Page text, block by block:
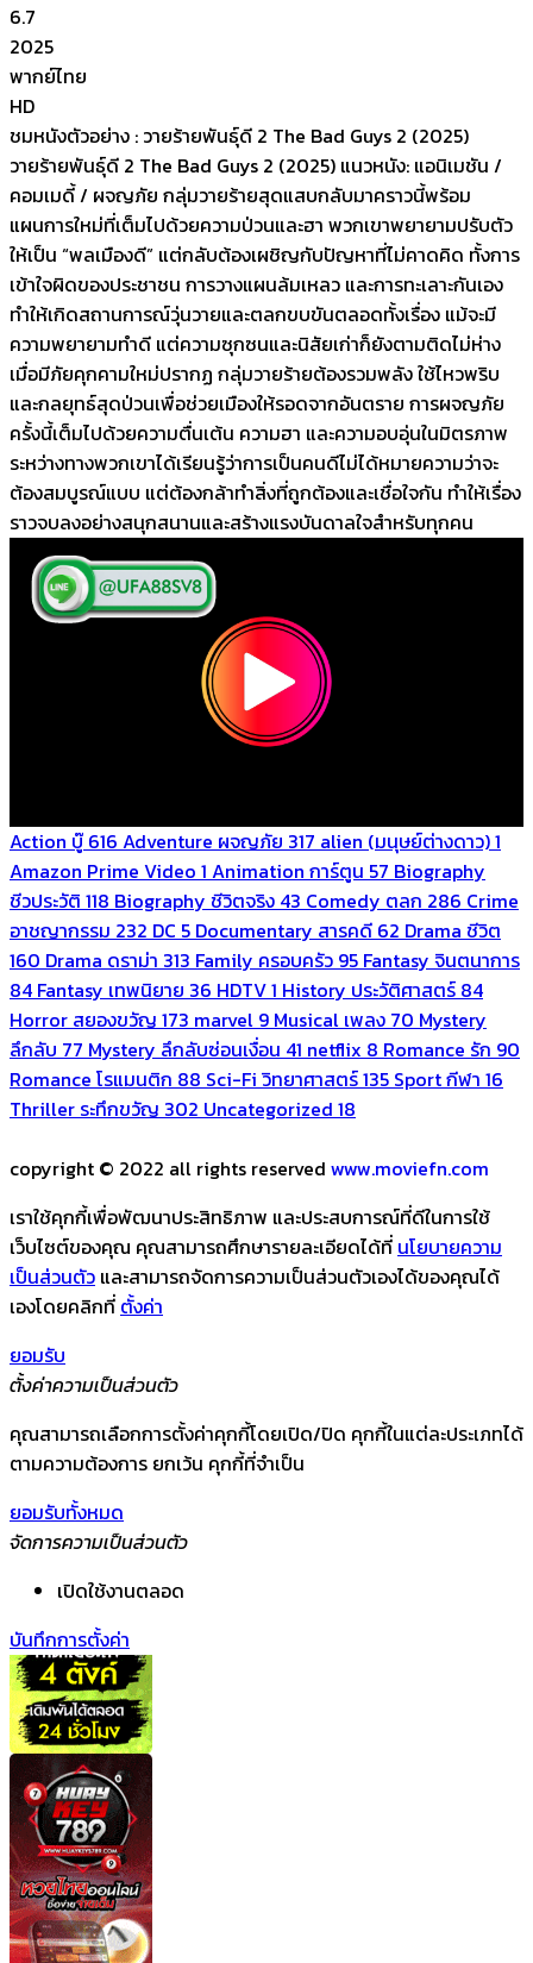
6.7
2025
พากย์ไทย
HD
ชมหนังตัวอย่าง : วายร้ายพันธุ์ดี 2 The Bad Guys 2 (2025)
วายร้ายพันธุ์ดี 2 The Bad Guys 2 (2025) แนวหนัง: แอนิเมชัน /
คอมเมดี้ / ผจญภัย กลุ่มวายร้ายสุดแสบกลับมาคราวนี้พร้อม
แผนการใหม่ที่เต็มไปด้วยความป่วนและฮา พวกเขาพยายามปรับตัว
ให้เป็น “พลเมืองดี” แต่กลับต้องเผชิญกับปัญหาที่ไม่คาดคิด ทั้งการ
เข้าใจผิดของประชาชน การวางแผนล้มเหลว และการทะเลาะกันเอง
ทำให้เกิดสถานการณ์วุ่นวายและตลกขบขันตลอดทั้งเรื่อง แม้จะมี
ความพยายามทำดี แต่ความซุกซนและนิสัยเก่าก็ยังตามติดไม่ห่าง
เมื่อมีภัยคุกคามใหม่ปรากฏ กลุ่มวายร้ายต้องรวมพลัง ใช้ไหวพริบ
และกลยุทธ์สุดป่วนเพื่อช่วยเมืองให้รอดจากอันตราย การผจญภัย
ครั้งนี้เต็มไปด้วยความตื่นเต้น ความฮา และความอบอุ่นในมิตรภาพ
ระหว่างทางพวกเขาได้เรียนรู้ว่าการเป็นคนดีไม่ได้หมายความว่าจะ
ต้องสมบูรณ์แบบ แต่ต้องกล้าทำสิ่งที่ถูกต้องและเชื่อใจกัน ทำให้เรื่อง
ราวจบลงอย่างสนุกสนานและสร้างแรงบันดาลใจสำหรับทุกคน
Action บู๊ 616 Adventure ผจญภัย 317 alien (มนุษย์ต่างดาว)1
Amazon Prime Video 1 Animation การ์ตูน 57 Biography
ชีวประวัติ 118 Biography ชีวิตจริง 43 Comedy ตลก 286 Crime
อาชญากรรม 232 DC 5 Documentary สารคดี 62 Drama ชีวิต
160 Drama ดราม่า 313 Family ครอบครัว 95 Fantasy จินตนาการ
84 Fantasy เทพนิยาย 36 HDTV1 History ประวัติศาสตร์ 84
Horror สยองขวัญ 173 marvel 9 Musical เพลง 70 Mystery
ลึกลับ 77 Mystery ลึกลับซ่อนเงื่อน 41 netflix 8 Romance รัก 90
Romance โรแมนติก 88 Sci-Fi วิทยาศาสตร์135 Sport กีฬา 16
Thriller ระทึกขวัญ 302 Uncategorized 18
copyright © 2022 all rights reserved www.moviefn.com
เราใช้คุกกี้เพื่อพัฒนาประสิทธิภาพ และประสบการณ์ที่ดีในการใช้
เว็บไซต์ของคุณ คุณสามารถศึกษารายละเอียดได้ที่ นโยบายความ
เป็นส่วนตัว และสามารถจัดการความเป็นส่วนตัวเองได้ของคุณได้
เองโดยคลิกที่ ตั้งค่า
ยอมรับ
ตั้งค่าความเป็นส่วนตัว
คุณสามารถเลือกการตั้งค่าคุกกี้โดยเปิด/ปิด คุกกี้ในแต่ละประเภทได้
ตามความต้องการ ยกเว้น คุกกี้ที่จำเป็น
ยอมรับทั้งหมด
จัดการความเป็นส่วนตัว
เปิดใช้งานตลอด
บันทึกการตั้งค่า